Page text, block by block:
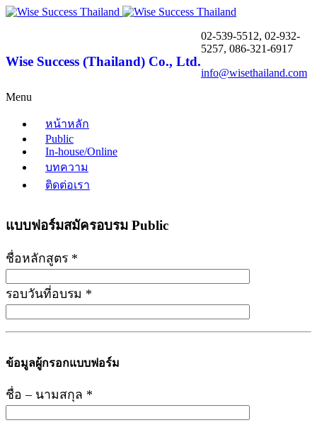
Wise Success (Thailand) Co., Ltd.
02-539-5512, 02-932-
5257, 086-321-6917
info@wisethailand.com
Menu
หน้าหลัก
Public
In-house/Online
บทความ
ติดต่อเรา
แบบฟอร์มสมัครอบรม Public
ชื่อหลักสูตร *
รอบวันที่อบรม *
ข้อมูลผู้กรอกแบบฟอร์ม
ชื่อ – นามสกุล *